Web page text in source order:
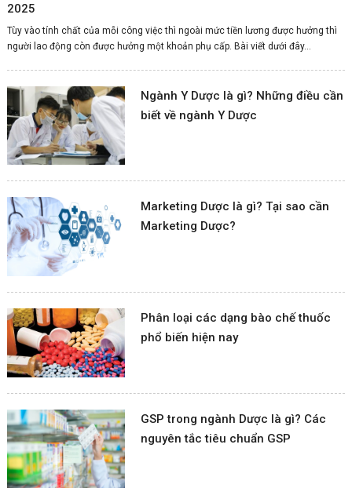
2025
Tùy vào tính chất của mỗi công việc thì ngoài mức tiền lương được hưởng thì
người lao động còn được hưởng một khoản phụ cấp. Bài viết dưới đây...
Ngành Y Dược là gì? Những điều cần
biết về ngành Y Dược
Marketing Dược là gì? Tại sao cần
Marketing Dược?
Phân loại các dạng bào chế thuốc
phổ biến hiện nay
GSP trong ngành Dược là gì? Các
nguyên tắc tiêu chuẩn GSP